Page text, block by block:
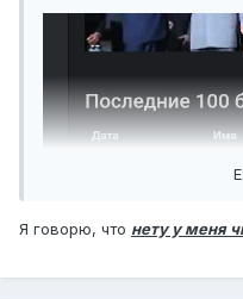
Я говорю, что нету у меня